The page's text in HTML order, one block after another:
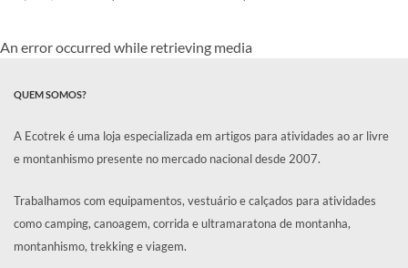
preço
R$989,90. R$499,90.
An error occurred while retrieving media
QUEM SOMOS?
A Ecotrek é uma loja especializada em artigos para atividades ao ar livre
e montanhismo presente no mercado nacional desde 2007.
Trabalhamos com equipamentos, vestuário e calçados para atividades
como camping, canoagem, corrida e ultramaratona de montanha,
montanhismo, trekking e viagem.